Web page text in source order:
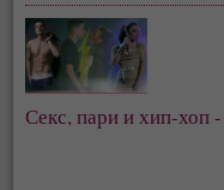
Секс, пари и хип-хоп